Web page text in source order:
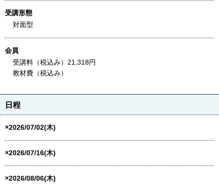
受講形態
対面型
会員
受講料（税込み）21,318円
教材費（税込み）
日程
×2026/07/02(木)
×2026/07/16(木)
×2026/08/06(木)